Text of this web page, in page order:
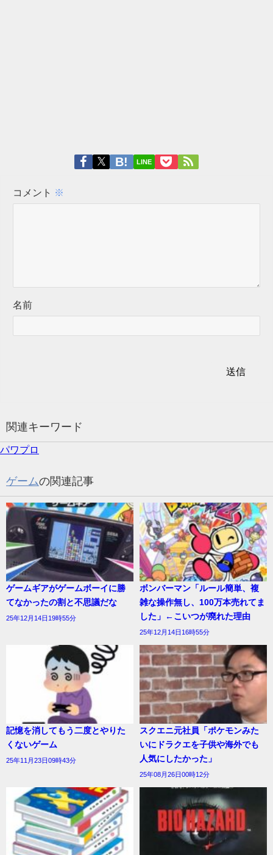
LINE
コメント ※
名前
関連キーワード
パワプロ
ゲームの関連記事
ゲームギアがゲームボーイに勝
てなかったの割と不思議だな
25年12月14日19時55分
ボンバーマン「ルール簡単、複
雑な操作無し、100万本売れてま
した」←こいつが廃れた理由
25年12月14日16時55分
記憶を消してもう二度とやりた
くないゲーム
25年11月23日09時43分
スクエニ元社員「ポケモンみた
いにドラクエを子供や海外でも
人気にしたかった」
25年08月26日00時12分